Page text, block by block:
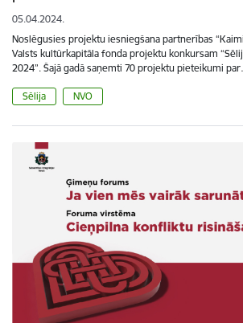
05.04.2024.
Noslēgusies projektu iesniegšana partnerības
Valsts kultūrkapitāla fonda projektu konkursam
2024”. Šajā gadā saņemti 70 projektu pieteikumi
Sēlija NVO